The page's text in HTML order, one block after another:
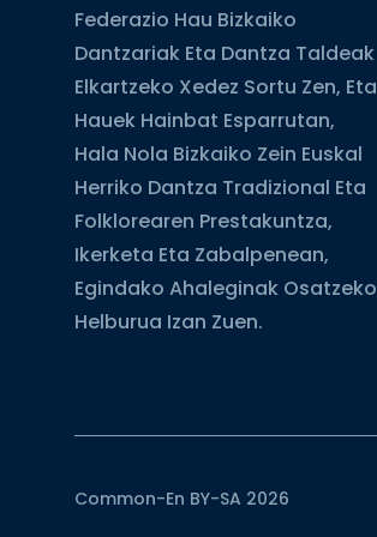
Federazio Hau Bizkaiko
Dantzariak Eta Dantza Taldeak
Elkartzeko Xedez Sortu Zen, Eta
Hauek Hainbat Esparrutan,
Hala Nola Bizkaiko Zein Euskal
Herriko Dantza Tradizional Eta
Folklorearen Prestakuntza,
Ikerketa Eta Zabalpenean,
Egindako Ahaleginak Osatzeko
Helburua Izan Zuen.
Common-En BY-SA 2026